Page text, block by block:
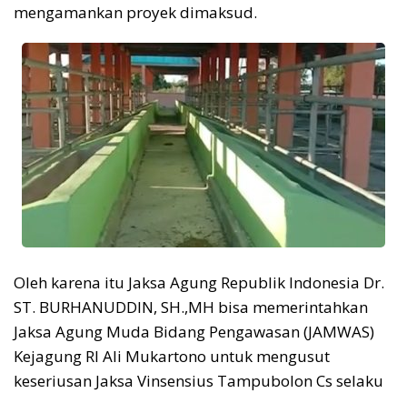
mengamankan proyek dimaksud.
Oleh karena itu Jaksa Agung Republik Indonesia Dr.
ST. BURHANUDDIN, SH.,MH bisa memerintahkan
Jaksa Agung Muda Bidang Pengawasan (JAMWAS)
Kejagung RI Ali Mukartono untuk mengusut
keseriusan Jaksa Vinsensius Tampubolon Cs selaku